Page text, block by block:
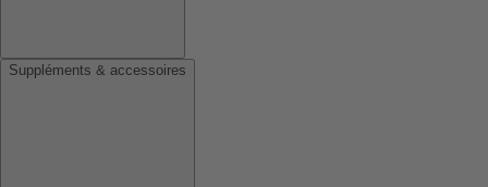
Suppléments & accessoires